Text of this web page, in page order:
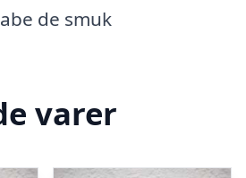
de smuk
varer